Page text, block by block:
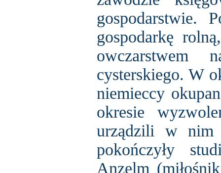
gospodarstwie.
gospodarkę
owczarstwem
cysterskiego. W
niemieccy
okresie
urządzili w nim
pokończyły
Anzelm